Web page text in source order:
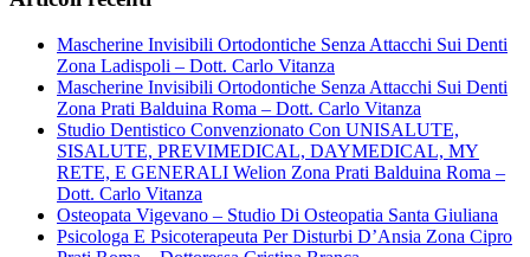
Mascherine Invisibili Ortodontiche Senza Attacchi Sui Denti
Zona Ladispoli – Dott. Carlo Vitanza
Mascherine Invisibili Ortodontiche Senza Attacchi Sui Denti
Zona Prati Balduina Roma – Dott. Carlo Vitanza
Studio Dentistico Convenzionato Con UNISALUTE,
SISALUTE, PREVIMEDICAL, DAYMEDICAL, MY
RETE, E GENERALI Welion Zona Prati Balduina Roma –
Dott. Carlo Vitanza
Osteopata Vigevano – Studio Di Osteopatia Santa Giuliana
Psicologa E Psicoterapeuta Per Disturbi D’Ansia Zona Cipro